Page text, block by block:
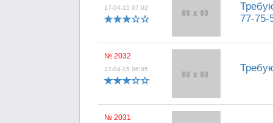
17-04-15 07:02
77-75-
№ 2032
17-04-15 06:05
№ 2031